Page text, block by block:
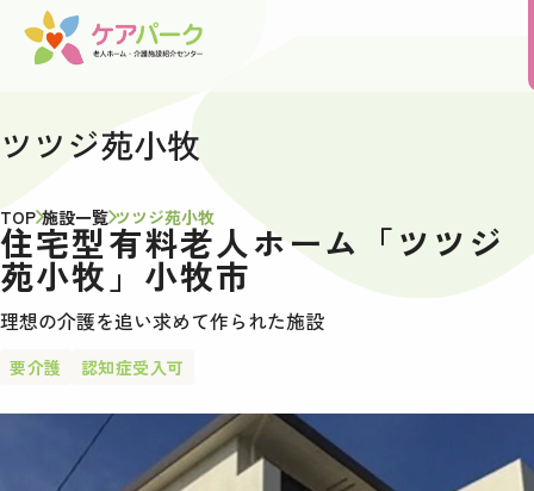
ツツジ苑小牧
TOP 施設一覧 ツツジ苑小牧
住宅型有料老人ホーム「ツツジ
苑小牧」小牧市
理想の介護を追い求めて作られた施設
要介護 認知症受入可